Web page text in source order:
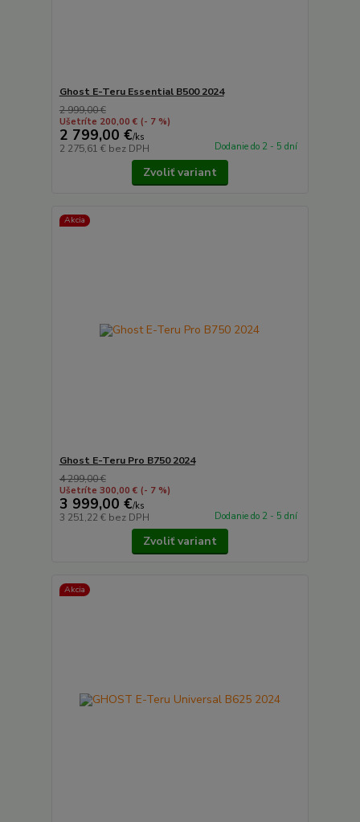
Ghost E-Teru Essential B500 2024
2 999,00 €
Ušetríte 200,00 € (- 7 %)
2 799,00 €/ks
2 275,61 € bez DPH Dodanie do 2 - 5 dní
Zvoliť variant
Akcia
Ghost E-Teru Pro B750 2024
4 299,00 €
Ušetríte 300,00 € (- 7 %)
3 999,00 €/ks
3 251,22 € bez DPH Dodanie do 2 - 5 dní
Zvoliť variant
Akcia